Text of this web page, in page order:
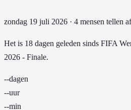
zondag 19 juli 2026 · 4 mensen tellen af
Het is 18 dagen geleden sinds FIFA
2026 - Finale.
--dagen
--uur
--min